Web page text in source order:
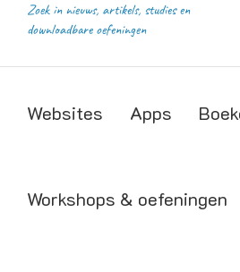
Zoek in nieuws, artikels, studies en
downloadbare oefeningen
Websites Apps
Workshops & oefeningen